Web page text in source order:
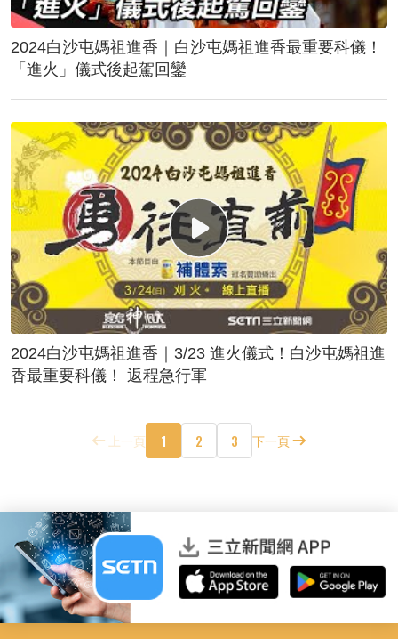
2024白沙屯媽祖進香｜白沙屯媽祖進香最重要科儀！
「進火」儀式後起駕回鑾
2024白沙屯媽祖進香｜3/23 進火儀式！白沙屯媽祖進
香最重要科儀！ 返程急行軍
上一頁 1 2 3 下一頁